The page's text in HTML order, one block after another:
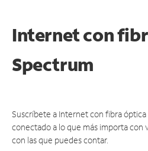
Internet con
Spectrum
Suscríbete a Internet con fibra
conectado a lo que más importa con
con las que puedes contar.